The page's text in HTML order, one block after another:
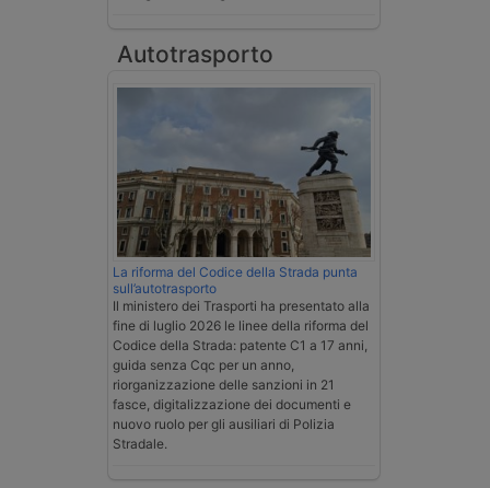
Autotrasporto
La riforma del Codice della Strada punta
sull’autotrasporto
Il ministero dei Trasporti ha presentato alla
fine di luglio 2026 le linee della riforma del
Codice della Strada: patente C1 a 17 anni,
guida senza Cqc per un anno,
riorganizzazione delle sanzioni in 21
fasce, digitalizzazione dei documenti e
nuovo ruolo per gli ausiliari di Polizia
Stradale.